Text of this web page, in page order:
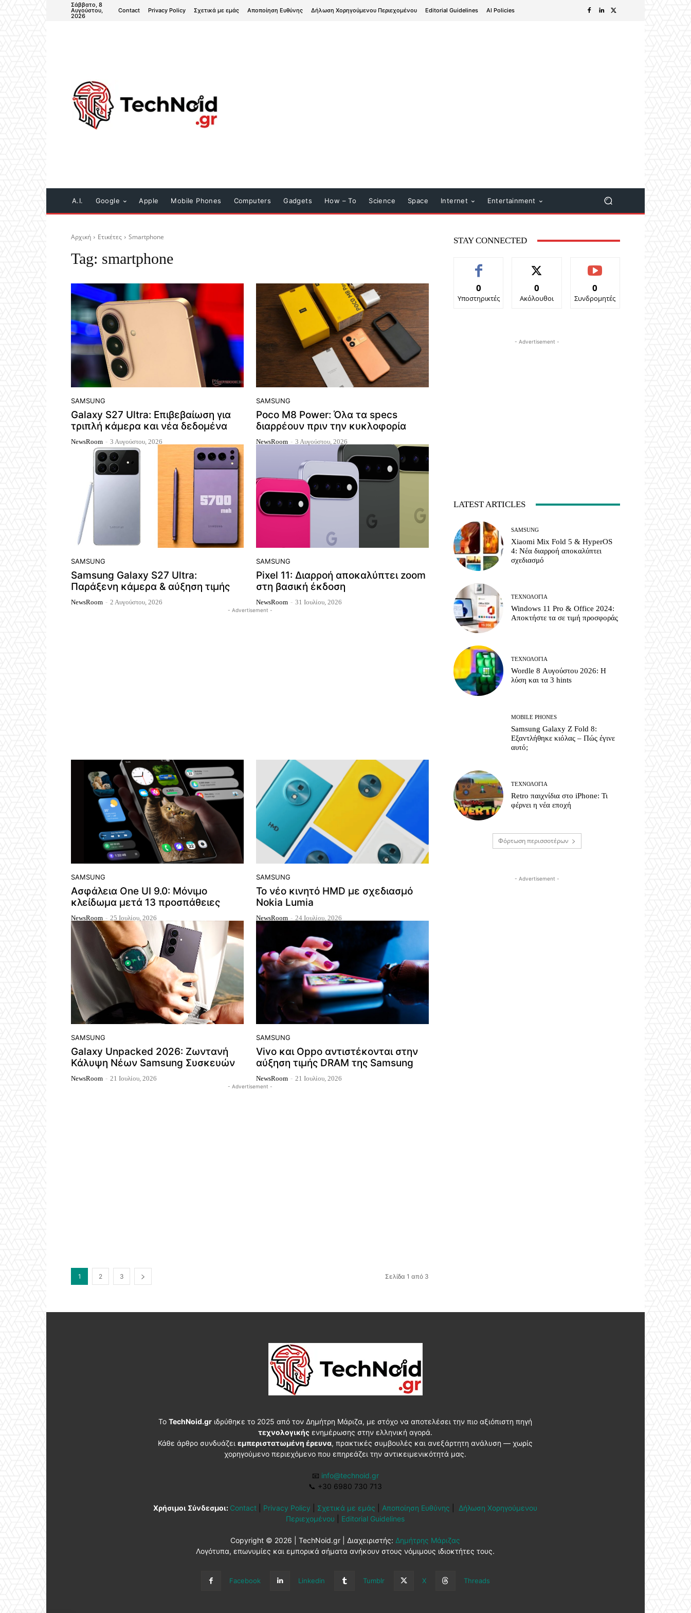
Σάββατο, 8
Αυγούστου,
2026
Contact Privacy Policy Σχετικά με εμάς Αποποίηση Ευθύνης Δήλωση Χορηγούμενου Περιεχομένου Editorial Guidelines AI Policies
A.I. Google Apple Mobile Phones Computers Gadgets How – To Science Space Internet Entertainment
Αρχική Ετικέτες Smartphone
Tag: smartphone
SAMSUNG
Galaxy S27 Ultra: Επιβεβαίωση για
τριπλή κάμερα και νέα δεδομένα
NewsRoom - 3 Αυγούστου, 2026
SAMSUNG
Poco M8 Power: Όλα τα specs
διαρρέουν πριν την κυκλοφορία
NewsRoom - 3 Αυγούστου, 2026
SAMSUNG
Samsung Galaxy S27 Ultra:
Παράξενη κάμερα & αύξηση τιμής
NewsRoom - 2 Αυγούστου, 2026
SAMSUNG
Pixel 11: Διαρροή αποκαλύπτει zoom
στη βασική έκδοση
NewsRoom - 31 Ιουλίου, 2026
- Advertisement -
SAMSUNG
Ασφάλεια One UI 9.0: Μόνιμο
κλείδωμα μετά 13 προσπάθειες
NewsRoom - 25 Ιουλίου, 2026
SAMSUNG
Το νέο κινητό HMD με σχεδιασμό
Nokia Lumia
NewsRoom - 24 Ιουλίου, 2026
SAMSUNG
Galaxy Unpacked 2026: Ζωντανή
Κάλυψη Νέων Samsung Συσκευών
NewsRoom - 21 Ιουλίου, 2026
SAMSUNG
Vivo και Oppo αντιστέκονται στην
αύξηση τιμής DRAM της Samsung
NewsRoom - 21 Ιουλίου, 2026
- Advertisement -
1 2 3 Σελίδα 1 από 3
STAY CONNECTED
0
Υποστηρικτές
0
Ακόλουθοι
0
Συνδρομητές
- Advertisement -
LATEST ARTICLES
SAMSUNG
Xiaomi Mix Fold 5 & HyperOS
4: Νέα διαρροή αποκαλύπτει
σχεδιασμό
ΤΕΧΝΟΛΟΓΊΑ
Windows 11 Pro & Office 2024:
Αποκτήστε τα σε τιμή προσφοράς
ΤΕΧΝΟΛΟΓΊΑ
Wordle 8 Αυγούστου 2026: Η
λύση και τα 3 hints
MOBILE PHONES
Samsung Galaxy Z Fold 8:
Εξαντλήθηκε κιόλας – Πώς έγινε
αυτό;
ΤΕΧΝΟΛΟΓΊΑ
Retro παιχνίδια στο iPhone: Τι
φέρνει η νέα εποχή
Φόρτωση περισσοτέρων
- Advertisement -
ΤοTechNoid.gr ιδρύθηκε το 2025 από τον Δημήτρη Μάριζα, με στόχο να αποτελέσει την πιο αξιόπιστη πηγή
τεχνολογικής ενημέρωσης στην ελληνική αγορά.
Κάθε άρθρο συνδυάζειεμπεριστατωμένη έρευνα, πρακτικές συμβουλές και ανεξάρτητη ανάλυση — χωρίς
χορηγούμενο περιεχόμενο που επηρεάζει την αντικειμενικότητά μας.
📧 info@technoid.gr
📞 +30 6980 730 713
Χρήσιμοι Σύνδεσμοι: Contact Privacy Policy Σχετικά με εμάς Αποποίηση Ευθύνης
Δήλωση Χορηγούμενου
Περιεχομένου
Editorial Guidelines
Copyright © 2026 | TechNoid.gr | Διαχειριστής: Δημήτρης Μάριζας
Λογότυπα, επωνυμίες και εμπορικά σήματα ανήκουν στους νόμιμους ιδιοκτήτες τους.
Facebook Linkedin Tumblr X Threads